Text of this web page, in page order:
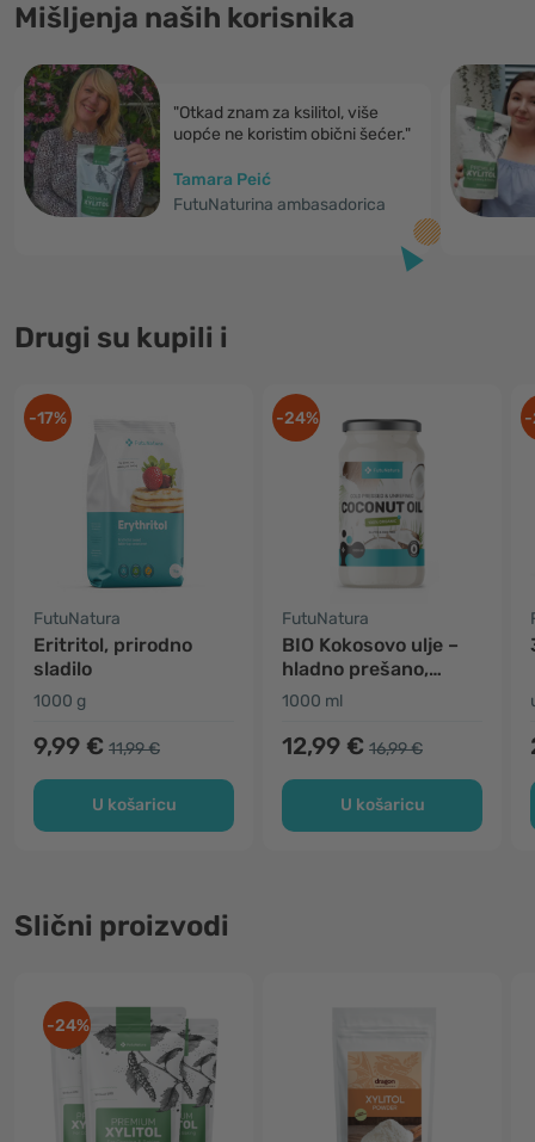
Mišljenja naših korisnika
"Otkad znam za ksilitol, više
uopće ne koristim obični šećer."
Tamara Peić
FutuNaturina ambasadorica
Drugi su kupili i
-17%
FutuNatura
Eritritol, prirodno
sladilo
1000 g
9,99 € 11,99 €
U košaricu
-24%
FutuNatura
BIO Kokosovo ulje –
hladno prešano,
nerafinirano
1000 ml
12,99 € 16,99 €
U košaricu
-
Slični proizvodi
-24%